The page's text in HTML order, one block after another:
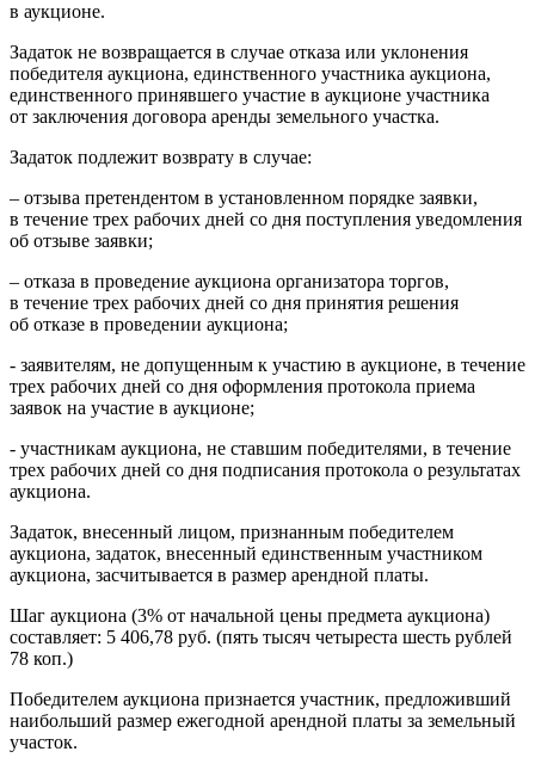
в аукционе.
Задаток не возвращается в случае отказа или уклонения
победителя аукциона, единственного участника аукциона,
единственного принявшего участие в аукционе участника
от заключения договора аренды земельного участка.
Задаток подлежит возврату в случае:
– отзыва претендентом в установленном порядке заявки,
в течение трех рабочих дней со дня поступления уведомления
об отзыве заявки;
– отказа в проведение аукциона организатора торгов,
в течение трех рабочих дней со дня принятия решения
об отказе в проведении аукциона;
- заявителям, не допущенным к участию в аукционе, в течение
трех рабочих дней со дня оформления протокола приема
заявок на участие в аукционе;
- участникам аукциона, не ставшим победителями, в течение
трех рабочих дней со дня подписания протокола о результатах
аукциона.
Задаток, внесенный лицом, признанным победителем
аукциона, задаток, внесенный единственным участником
аукциона, засчитывается в размер арендной платы.
Шаг аукциона (3% от начальной цены предмета аукциона)
составляет: 5 406,78 руб. (пять тысяч четыреста шесть рублей
78 коп.)
Победителем аукциона признается участник, предложивший
наибольший размер ежегодной арендной платы за земельный
участок.